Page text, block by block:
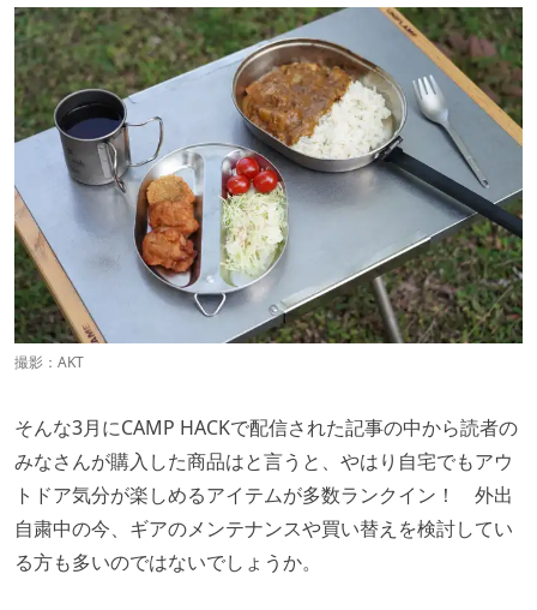
撮影：AKT
そんな3月にCAMP HACKで配信された記事の中から読者の
みなさんが購入した商品はと言うと、やはり自宅でもアウ
トドア気分が楽しめるアイテムが多数ランクイン！ 外出
自粛中の今、ギアのメンテナンスや買い替えを検討してい
る方も多いのではないでしょうか。